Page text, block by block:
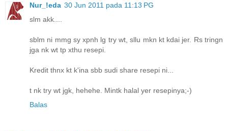
Nur_!eda 30 Jun 2011 pada 11:13 PG
slm akk....
sblm ni mmg sy xpnh lg try wt, sllu mkn kt kdai jer. Rs tringn
jga nk wt tp xthu resepi.
Kredit thnx kt k'ina sbb sudi share resepi ni...
t nk try wt jgk, hehehe. Mintk halal yer resepinya;-)
Balas